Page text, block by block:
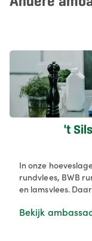
't
In onze
rundvlees, BWB
en lamsvlees.
die zelf de
Bekijk